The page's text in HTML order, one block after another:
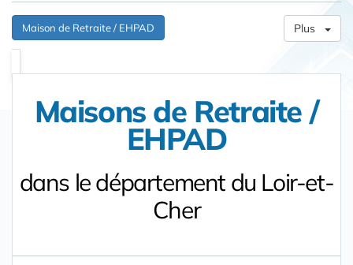
Maison de Retraite / EHPAD Plus
Maisons de Retraite /
EHPAD
dans le département du Loir-et-
Cher